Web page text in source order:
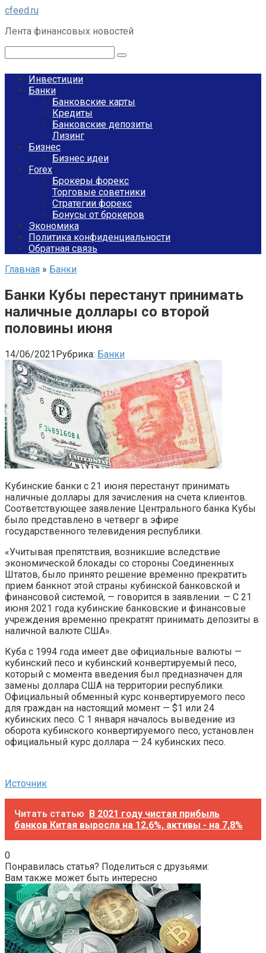
Перейти
контенту
cfeed.ru
Лента финансовых новостей
Инвестиции
Банки
Банковские карты
Кредиты
Банковские депозиты
Лизинг
Бизнес
Бизнес идеи
Forex
Брокеры форекс
Торговые советники
Стратегии форекс
Бонусы от брокеров
Экономика
Политика конфиденциальности
Обратная связь
Главная » Банки
Банки Кубы перестанут принимать
наличные доллары со второй
половины июня
14/06/2021Рубрика: Банки
Кубинские банки с 21 июня перестанут принимать
наличные доллары для зачисления на счета клиентов.
Соответствующее заявление Центрального банка Кубы
было представлено в четверг в эфире
государственного телевидения республики.
«Учитывая препятствия, возникшие вследствие
экономической блокады со стороны Соединенных
Штатов, было принято решение временно прекратить
прием банкнот этой страны кубинской банковской и
финансовой системой, — говорится в заявлении. — С 21
июня 2021 года кубинские банковские и финансовые
учреждения временно прекратят принимать депозиты в
наличной валюте США».
Куба с 1994 года имеет две официальные валюты —
кубинский песо и кубинский конвертируемый песо,
который с момента введения был предназначен для
замены доллара США на территории республики.
Официальный обменный курс конвертируемого песо
для граждан на настоящий момент — $1 или 24
кубинских песо. С 1 января началось выведение из
оборота кубинского конвертируемого песо, установлен
официальный курс доллара — 24 кубинских песо.
Источник
Читать статью В 2021 году чистая прибыль
банков Китая выросла на 12,6%, активы - на 7,8%
0
Понравилась статья? Поделиться с друзьями:
Вам также может быть интересно